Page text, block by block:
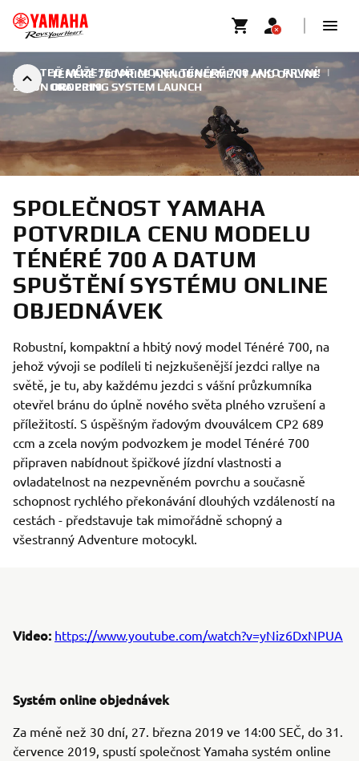
TÉNÉRÉ 700 PRICE ANNOUNCEMENT AND ONLINE
ORDERING SYSTEM LAUNCH
A VY TEĎ MŮŽETE MÍT MODEL TÉNÉRÉ 700 JAKO PRVNÍ! |
28. ÚNORA 2019
SPOLEČNOST YAMAHA
POTVRDILA CENU MODELU
TÉNÉRÉ 700 A DATUM
SPUŠTĚNÍ SYSTÉMU ONLINE
OBJEDNÁVEK
Robustní, kompaktní a hbitý nový model Ténéré 700, na
jehož vývoji se podíleli ti nejzkušenější jezdci rallye na
světě, je tu, aby každému jezdci s vášní průzkumníka
otevřel bránu do úplně nového světa plného vzrušení a
příležitostí. S úspěšným řadovým dvouválcem CP2 689
ccm a zcela novým podvozkem je model Ténéré 700
připraven nabídnout špičkové jízdní vlastnosti a
ovladatelnost na nezpevněném povrchu a současně
schopnost rychlého překonávání dlouhých vzdáleností na
cestách - představuje tak mimořádně schopný a
všestranný Adventure motocykl.
Video: https://www.youtube.com/watch?v=yNiz6DxNPUA
Systém online objednávek
Za méně než 30 dní, 27. března 2019 ve 14:00 SEČ, do 31.
července 2019, spustí společnost Yamaha systém online